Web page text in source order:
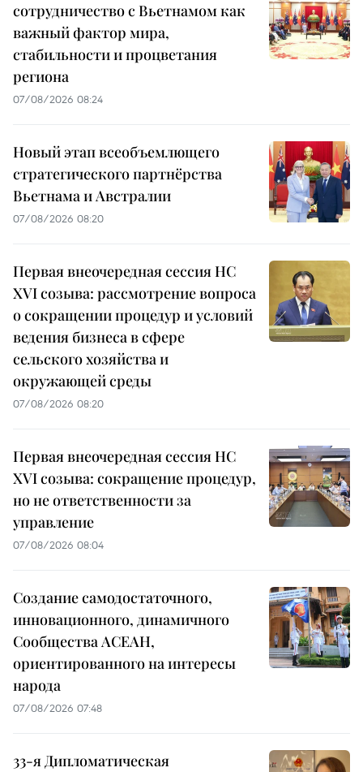
сотрудничество с Вьетнамом как
важный фактор мира,
стабильности и процветания
региона
07/08/2026 08:24
Новый этап всеобъемлющего
стратегического партнёрства
Вьетнама и Австралии
07/08/2026 08:20
Первая внеочередная сессия НС
XVI созыва: рассмотрение вопроса
о сокращении процедур и условий
ведения бизнеса в сфере
сельского хозяйства и
окружающей среды
07/08/2026 08:20
Первая внеочередная сессия НС
XVI созыва: сокращение процедур,
но не ответственности за
управление
07/08/2026 08:04
Создание самодостаточного,
инновационного, динамичного
Сообщества АСЕАН,
ориентированного на интересы
народа
07/08/2026 07:48
33-я Дипломатическая